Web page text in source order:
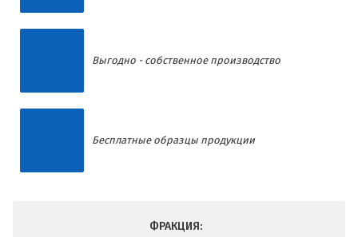
Выгодно - собственное производство
Бесплатные образцы продукции
ФРАКЦИЯ: